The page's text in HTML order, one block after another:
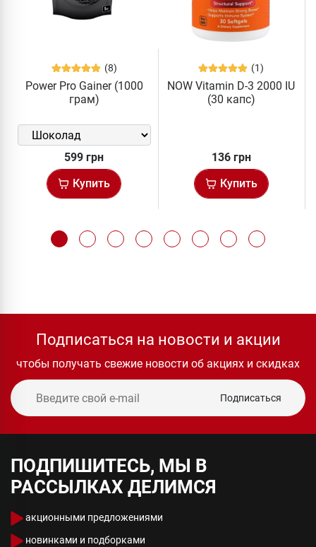
(8)
Power Pro Gainer (1000
грам)
599 грн
Купить
(1)
NOW Vitamin D-3 2000 IU
(30 капс)
136 грн
Купить
Подписаться на новости и акции
чтобы получать свежие новости об акциях и скидках
Подписаться
ПОДПИШИТЕСЬ, МЫ В
РАССЫЛКАХ ДЕЛИМСЯ
акционными предложениями
новинками и подборками